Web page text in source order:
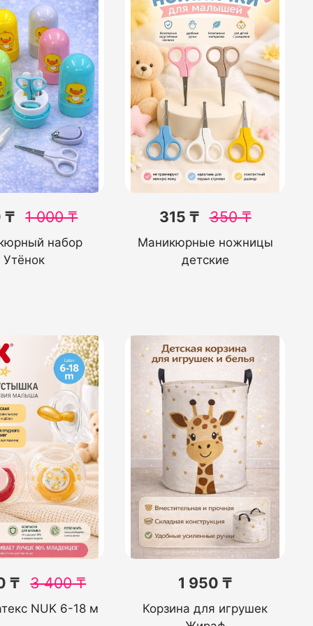
₸ 1 000₸
набор
Утёнок
315 ₸ 350₸
Маникюрные ножницы
детские
₸ 3 400₸
NUK 6-18 м
1 950 ₸
Корзина для игрушек